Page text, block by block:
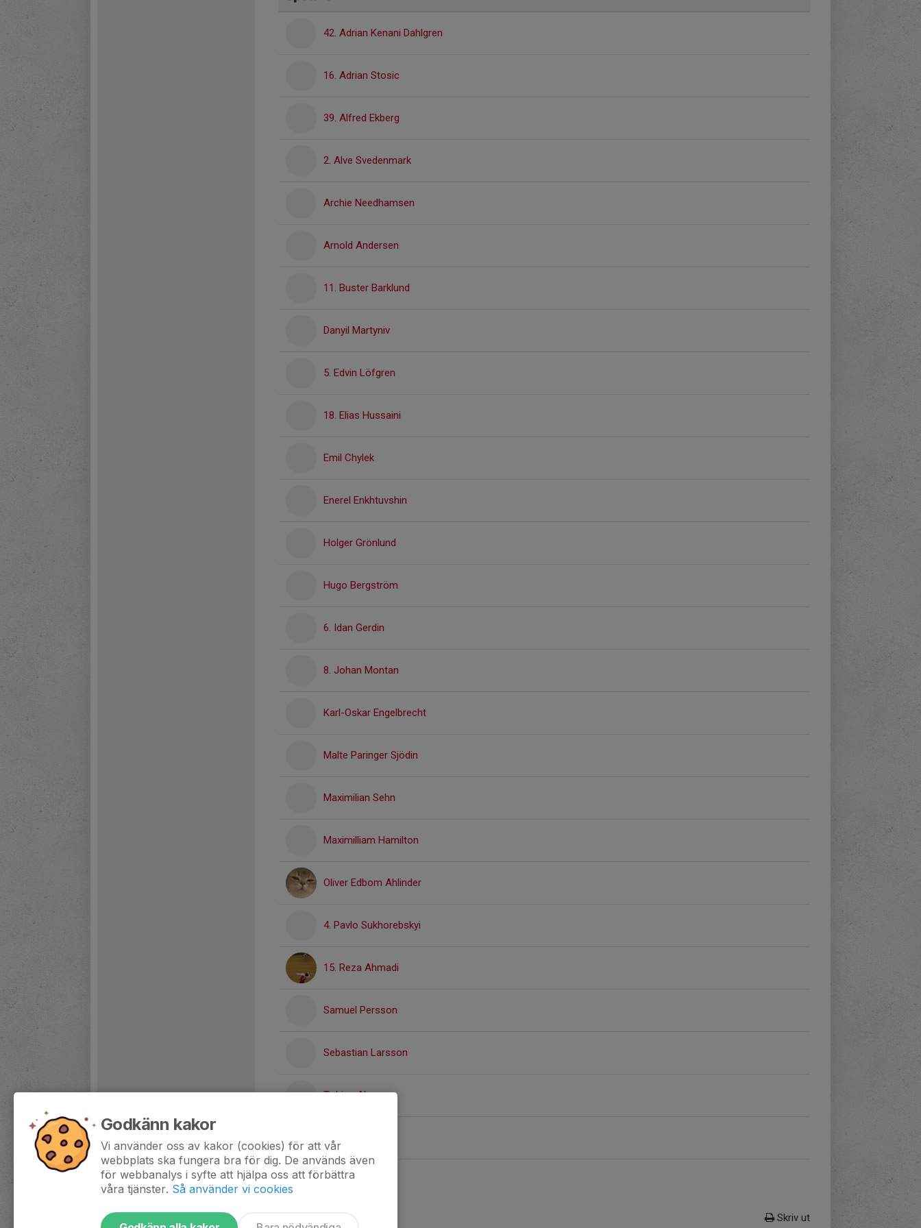
42. Adrian Kenani Dahlgren
16. Adrian Stosic
39. Alfred Ekberg
2. Alve Svedenmark
Archie Needhamsen
Arnold Andersen
11. Buster Barklund
Danyil Martyniv
5. Edvin Löfgren
18. Elias Hussaini
Emil Chylek
Enerel Enkhtuvshin
Holger Grönlund
Hugo Bergström
6. Idan Gerdin
8. Johan Montan
Karl-Oskar Engelbrecht
Malte Paringer Sjödin
Maximilian Sehn
Maximilliam Hamilton
Oliver Edbom Ahlinder
4. Pavlo Sukhorebskyi
15. Reza Ahmadi
Samuel Persson
Sebastian Larsson
Tobias Alsmyr
Yngve Laulund
Skriv ut
Godkänn kakor
Vi använder oss av kakor (cookies) för att vår
webbplats ska fungera bra för dig. De används även
för webbanalys i syfte att hjälpa oss att förbättra
våra tjänster. Så använder vi cookies